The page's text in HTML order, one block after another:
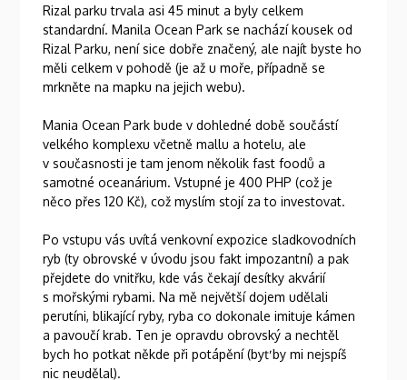
Rizal parku trvala asi 45 minut a byly celkem
standardní. Manila Ocean Park se nachází kousek od
Rizal Parku, není sice dobře značený, ale najít byste ho
měli celkem v pohodě (je až u moře, případně se
mrkněte na mapku na jejich webu).
Mania Ocean Park bude v dohledné době součástí
velkého komplexu včetně mallu a hotelu, ale
v současnosti je tam jenom několik fast foodů a
samotné oceanárium. Vstupné je 400 PHP (což je
něco přes 120 Kč), což myslím stojí za to investovat.
Po vstupu vás uvítá venkovní expozice sladkovodních
ryb (ty obrovské v úvodu jsou fakt impozantní) a pak
přejdete do vnitřku, kde vás čekají desítky akvárií
s mořskými rybami. Na mě největší dojem udělali
perutíni, blikající ryby, ryba co dokonale imituje kámen
a pavoučí krab. Ten je opravdu obrovský a nechtěl
bych ho potkat někde při potápění (byť by mi nejspíš
nic neudělal).